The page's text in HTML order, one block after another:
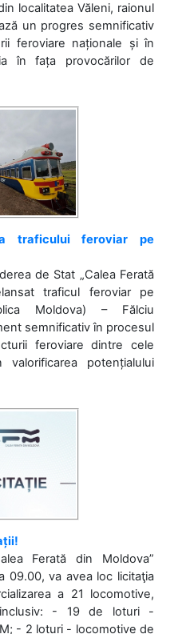
localitatea Văleni, raionul
un progres semnificativ
feroviare naționale și în
în fața provocărilor de
traficului feroviar pe
de Stat „Calea Ferată
traficul feroviar pe
Moldova) – Fălciu
semnificativ în procesul
feroviare dintre cele
potențialului
Ferată din Moldova”
09.00, va avea loc licitaţia
a 21 locomotive,
- 19 de loturi -
- 2 loturi - locomotive de